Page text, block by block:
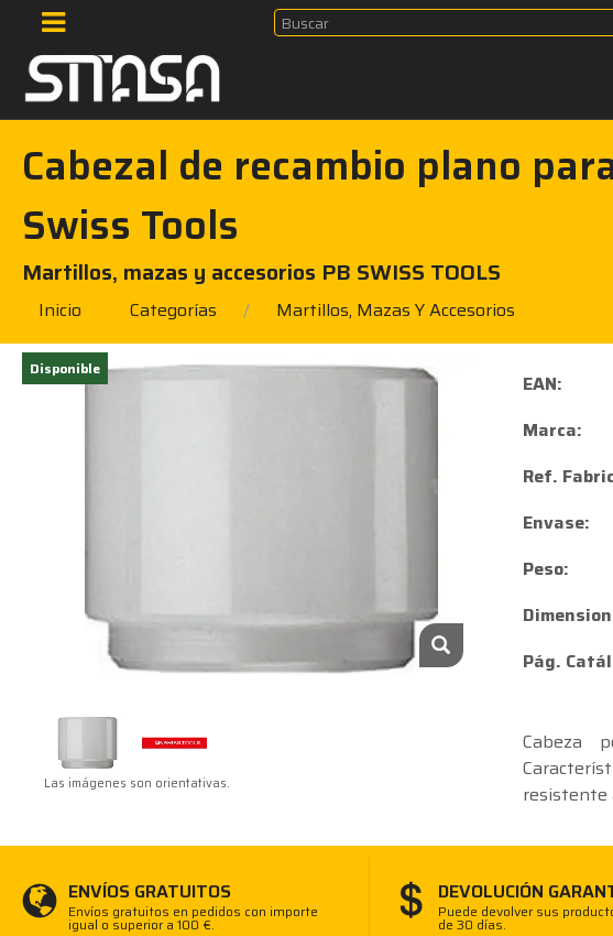
Cabezal de recambio plano
Swiss Tools
Martillos, mazas y accesorios PB SWISS TOOLS
Inicio Categorías Martillos, Mazas Y Accesorios
Disponible
Las imágenes son orientativas.
EAN:
Marca:
Ref.
Envase:
Peso:
Pág.
Cabeza
resistente
ENVÍOS GRATUITOS
Envíos gratuitos en pedidos con importe
igual o superior a 100 €.
DEVOLUCIÓN
Puede devolver sus
de 30 días.